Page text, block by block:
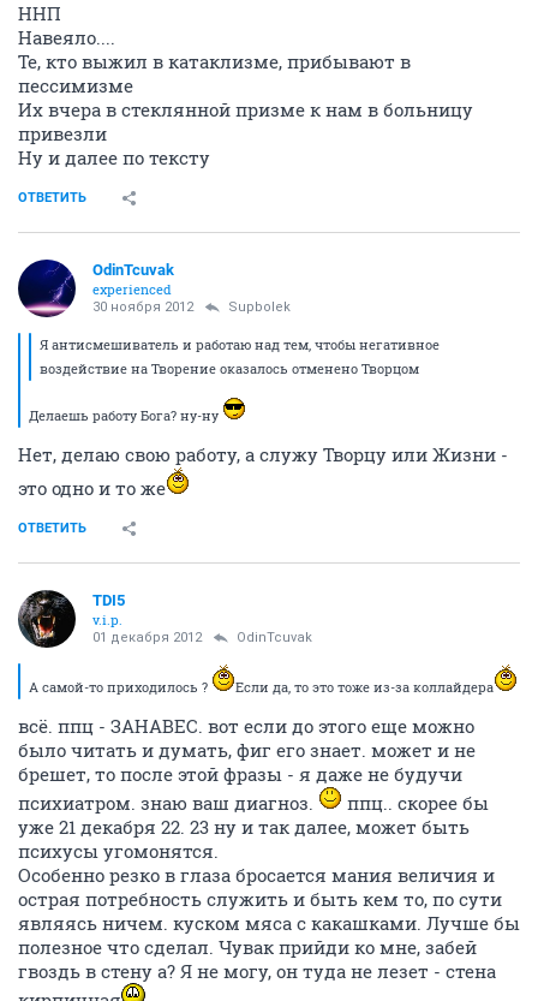
ННП
Навеяло....
Те, кто выжил в катаклизме, прибывают в
пессимизме
Их вчера в стеклянной призме к нам в больницу
привезли
Ну и далее по тексту
ОТВЕТИТЬ
OdinTcuvak
experienced
30 ноября 2012 Supbolek
Я антисмешиватель и работаю над тем, чтобы негативное
воздействие на Творение оказалось отменено Творцом
Делаешь работу Бога? ну-ну
Нет, делаю свою работу, а служу Творцу или Жизни -
это одно и то же
ОТВЕТИТЬ
TDI5
v.i.p.
01 декабря 2012 OdinTcuvak
А самой-то приходилось ? Если да, то это тоже из-за коллайдера
всё. ппц - ЗАНАВЕС. вот если до этого еще можно
было читать и думать, фиг его знает. может и не
брешет, то после этой фразы - я даже не будучи
психиатром. знаю ваш диагноз.
ппц.. скорее бы
уже 21 декабря 22. 23 ну и так далее, может быть
психусы угомонятся.
Особенно резко в глаза бросается мания величия и
острая потребность служить и быть кем то, по сути
являясь ничем. куском мяса с какашками. Лучше бы
полезное что сделал. Чувак прийди ко мне, забей
гвоздь в стену а? Я не могу, он туда не лезет - стена